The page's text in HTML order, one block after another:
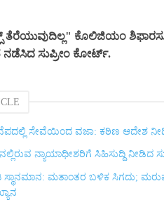
ಕೊಲಿಜಿಯಂ
ಸುಪ್ರೀಂ ಕೋರ್ಟ್.
ನೆಪದಲ್ಲಿ ಸೇವೆಯಿಂದ ವಜಾ: ಕಠಿಣ ಆದೇಶ
ನ್ಯಾಯಾಧೀಶರಿಗೆ ಸಿಹಿಸುದ್ದಿ ನೀಡಿದ
ಸ್ಥಾನಮಾನ: ಮತಾಂತರ ಬಳಿಕ ಸಿಗದು;